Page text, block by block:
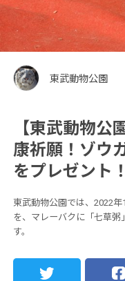
東武動物公園
【東武動物公
康祈願！ゾウ
をプレゼント！
東武動物公園では、2022年
を、マレーバクに「七草
す。